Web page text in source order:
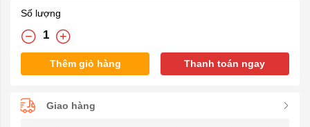
Số lượng
Thêm giỏ hàng Thanh toán ngay
Giao hàng